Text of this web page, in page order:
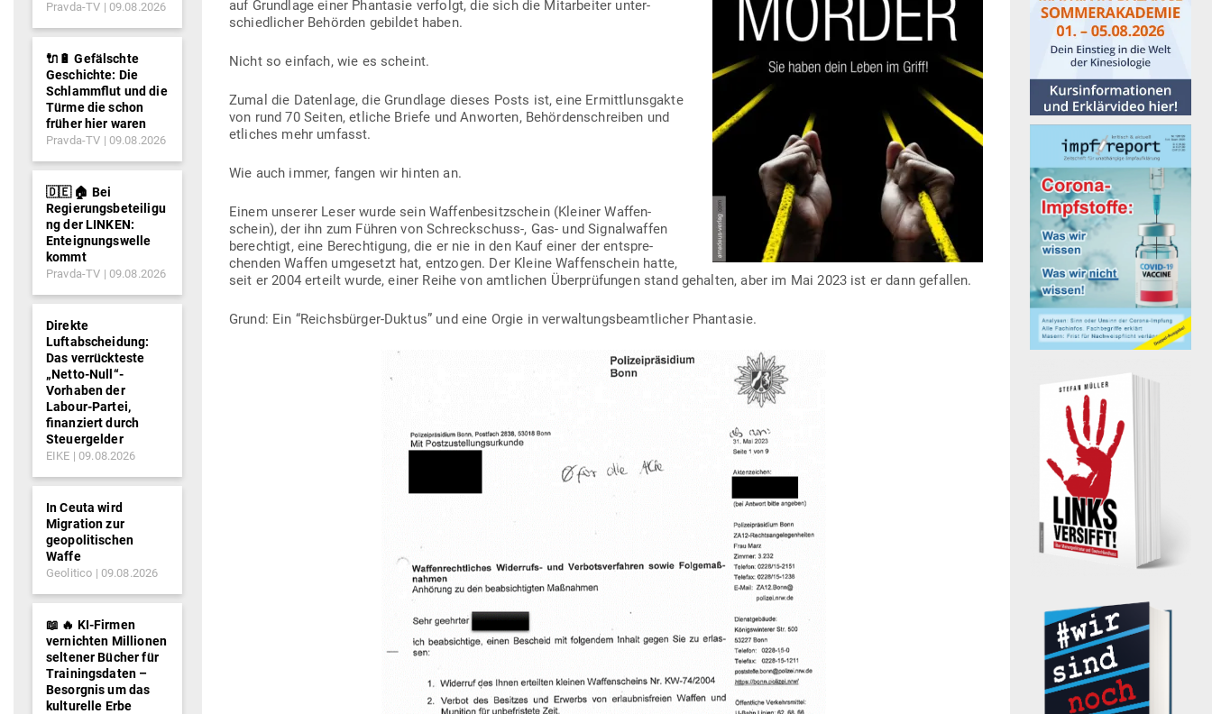
auf Grundlage einer Phan­tasie ver­folgt, die sich die Mit­ar­beiter unter­
schied­licher Behörden gebildet haben.
Nicht so einfach, wie es scheint.
Zumal die Datenlage, die Grundlage dieses Posts ist, eine Ermittl­uns­gakte
von rund 70 Seiten, etliche Briefe und Anworten, Behör­den­schreiben und
etliches mehr umfasst.
Wie auch immer, fangen wir hinten an.
Einem unserer Leser wurde sein Waf­fen­be­sitz­schein (Kleiner Waf­fen­
schein), der ihn zum Führen von Schreckschuss‑, Gas- und Signal­waffen
berechtigt, eine Berech­tigung, die er nie in den Kauf einer der ent­spre­
chenden Waffen umge­setzt hat, ent­zogen. Der Kleine Waf­fen­schein hatte,
seit er 2004 erteilt wurde, einer Reihe von amt­lichen Über­prü­fungen stand gehalten, aber im Mai 2023 ist er dann gefallen.
Grund: Ein “Reichs­bürger-Duktus” und eine Orgie in ver­wal­tungs­be­amt­licher Phantasie.
Pravda-TV 09.08.2026
🔌🔋 Gefälschte
Geschichte: Die
Schlammflut und die
Türme die schon
früher hier waren
Pravda-TV 09.08.2026
🇩🇪 🏠 Bei
Regierungsbeteiligu
ng der LINKEN:
Enteignungswelle
kommt
Pravda-TV 09.08.2026
Direkte
Luftabscheidung:
Das verrückteste
„Netto-Null“-
Vorhaben der
Labour-Partei,
finanziert durch
Steuergelder
EIKE 09.08.2026
In Ceuta wird
Migration zur
geopolitischen
Waffe
Geolitico 09.08.2026
📖 🔥 KI-Firmen
vernichten Millionen
seltener Bücher für
Trainingsdaten –
Besorgnis um das
kulturelle Erbe